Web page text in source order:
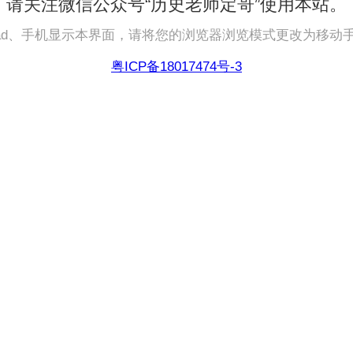
请关注微信公众号“历史老师定哥”使用本站。
、手机显示本界面，请将您的浏览器浏览模式更改为移动
粤ICP备18017474号-3